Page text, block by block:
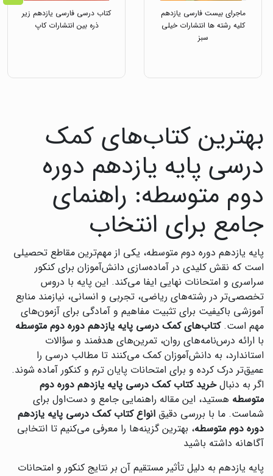
ماجرای بیست فارسی یازدهم
کلیه رشته ها انتشارات خیلی
سبز
کتاب درسی فارسی یازدهم زیر
ذره بین انتشارات کاپ
بهترین کتاب‌های کمک
درسی پایه یازدهم دوره
دوم متوسطه: راهنمای
جامع برای انتخاب
پایه یازدهم دوره دوم متوسطه، یکی از مهم‌ترین مقاطع تحصیلی
است که نقش کلیدی در آماده‌سازی دانش‌آموزان برای کنکور
سراسری و امتحانات نهایی ایفا می‌کند. این پایه با دروس
تخصصی‌تر در رشته‌های ریاضی، تجربی و انسانی، نیازمند منابع
آموزشی باکیفیت برای تثبیت مفاهیم و آمادگی برای آزمون‌های
مهم است.کتاب‌های کمک درسی پایه یازدهم دوره دوم متوسطه
با ارائه درس‌نامه‌های روان، تمرین‌های هدفمند و سؤالات
استاندارد، به دانش‌آموزان کمک می‌کنند تا مطالب درسی را
عمیق‌تر درک کرده و برای امتحانات پایان ترم و کنکور آماده شوند.
اگر به دنبالخرید کتاب کمک درسی پایه یازدهم دوره دوم
متوسطه هستید، این مقاله راهنمایی جامع و دست‌اول برای
شماست. ما با بررسی دقیق انواع کتاب کمک درسی پایه یازدهم
دوره دوم متوسطه، بهترین گزینه‌ها را معرفی می‌کنیم تا انتخابی
آگاهانه داشته باشید
پایه یازدهم به دلیل تأثیر مستقیم آن بر نتایج کنکور و امتحانات